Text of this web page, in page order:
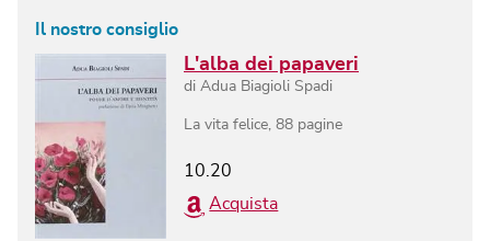
Il nostro consiglio
L'alba dei papaveri
di Adua Biagioli Spadi
La vita felice 88 pagine
10.20
Acquista